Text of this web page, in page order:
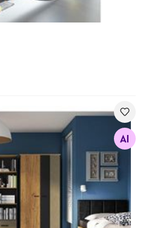
Otsi sarnaseid